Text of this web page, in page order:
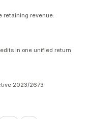
retaining revenue.
in one unified return
2023/2673